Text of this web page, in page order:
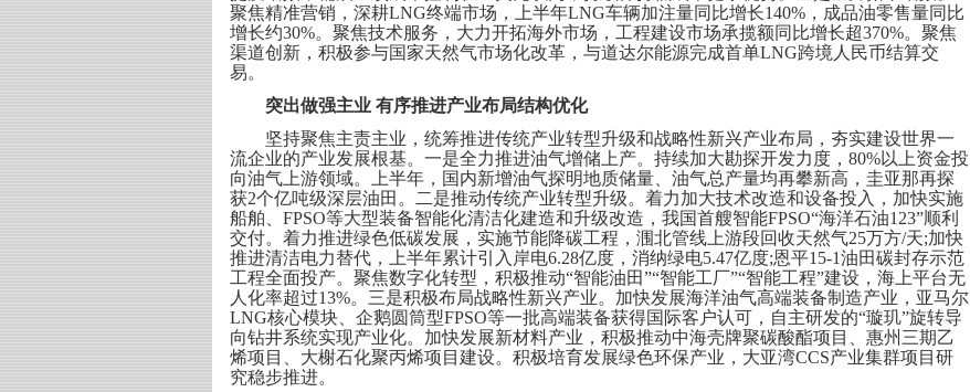
聚焦精准营销，深耕LNG终端市场，上半年LNG车辆加注量同比增长140%，成品油零售量同比
增长约30%。聚焦技术服务，大力开拓海外市场，工程建设市场承揽额同比增长超370%。聚焦
渠道创新，积极参与国家天然气市场化改革，与道达尔能源完成首单LNG跨境人民币结算交
易。
突出做强主业 有序推进产业布局结构优化
坚持聚焦主责主业，统筹推进传统产业转型升级和战略性新兴产业布局，夯实建设世界一
流企业的产业发展根基。一是全力推进油气增储上产。持续加大勘探开发力度，80%以上资金投
向油气上游领域。上半年，国内新增油气探明地质储量、油气总产量均再攀新高，圭亚那再探
获2个亿吨级深层油田。二是推动传统产业转型升级。着力加大技术改造和设备投入，加快实施
船舶、FPSO等大型装备智能化清洁化建造和升级改造，我国首艘智能FPSO“海洋石油123”顺利
交付。着力推进绿色低碳发展，实施节能降碳工程，涠北管线上游段回收天然气25万方/天;加快
推进清洁电力替代，上半年累计引入岸电6.28亿度，消纳绿电5.47亿度;恩平15-1油田碳封存示范
工程全面投产。聚焦数字化转型，积极推动“智能油田”“智能工厂”“智能工程”建设，海上平台无
人化率超过13%。三是积极布局战略性新兴产业。加快发展海洋油气高端装备制造产业，亚马尔
LNG核心模块、企鹅圆筒型FPSO等一批高端装备获得国际客户认可，自主研发的“璇玑”旋转导
向钻井系统实现产业化。加快发展新材料产业，积极推动中海壳牌聚碳酸酯项目、惠州三期乙
烯项目、大榭石化聚丙烯项目建设。积极培育发展绿色环保产业，大亚湾CCS产业集群项目研
究稳步推进。